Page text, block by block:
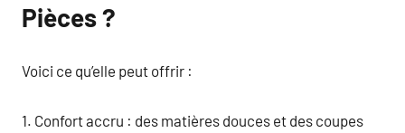
Pièces ?
Voici ce qu’elle peut offrir :
1. Confort accru : des matières douces et des coupes